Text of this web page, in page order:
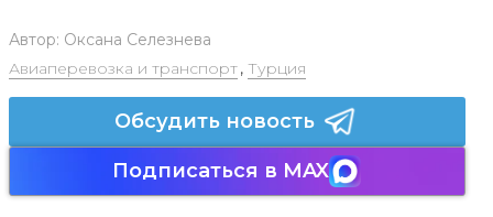
Автор: Оксана Селезнева
Авиаперевозка и транспорт, Турция
Обсудить новость
Подписаться в MAX